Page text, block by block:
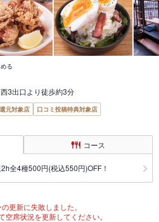
る
3出口より徒歩約3分
元対象店
口コミ投稿特典対象店
コース
全4種500円(税込550円)OFF！
更新に失敗しました。
空席状況を更新してください。